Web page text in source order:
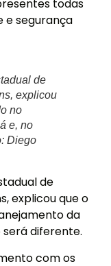
todas
e segurança
de
explicou
no
e, no
Diego
de
explicou que o
da
será diferente.
com os